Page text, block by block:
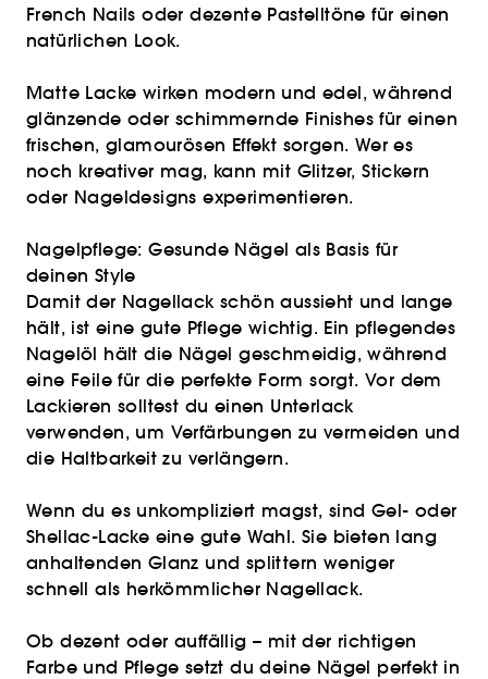
French Nails oder dezente Pastelltöne für einen
natürlichen Look.
Matte Lacke wirken modern und edel, während
glänzende oder schimmernde Finishes für einen
frischen, glamourösen Effekt sorgen. Wer es
noch kreativer mag, kann mit Glitzer, Stickern
oder Nageldesigns experimentieren.
Nagelpflege: Gesunde Nägel als Basis für
deinen Style
Damit der Nagellack schön aussieht und lange
hält, ist eine gute Pflege wichtig. Ein pflegendes
Nagelöl hält die Nägel geschmeidig, während
eine Feile für die perfekte Form sorgt. Vor dem
Lackieren solltest du einen Unterlack
verwenden, um Verfärbungen zu vermeiden und
die Haltbarkeit zu verlängern.
Wenn du es unkompliziert magst, sind Gel- oder
Shellac-Lacke eine gute Wahl. Sie bieten lang
anhaltenden Glanz und splittern weniger
schnell als herkömmlicher Nagellack.
Ob dezent oder auffällig – mit der richtigen
Farbe und Pflege setzt du deine Nägel perfekt in